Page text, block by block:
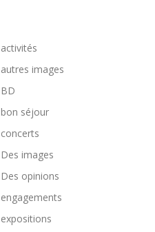
activités
autres images
BD
bon séjour
concerts
Des images
Des opinions
engagements
expositions